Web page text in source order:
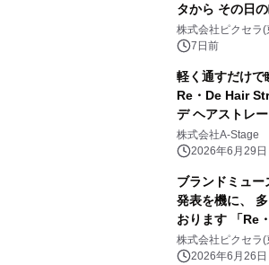
タから その日
ーで表す新機能
16タイプ分析（
株式会社ピクセラ
7日前
軽く通すだけで
Re・De Hair
デ ヘアストレ
『LDK the
号でも部門最高
株式会社A-Stage
2026年6月29
ブランドミュ
発表を機に、
おります 「Re
「Re・De Hair
薄状態に関する
株式会社ピクセラ
2026年6月26